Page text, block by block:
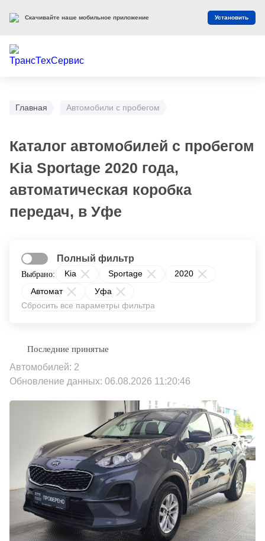
Главная Автомобили с пробегом
Каталог автомобилей с пробегом
Kia Sportage 2020 года,
автоматическая коробка
передач, в Уфе
Выбрано: Kia Sportage
2020
Автомат
Уфа
Сбросить все параметры фильтра
Полный фильтр
Автомобилей: 2
Обновление данных: 06.08.2026 11:20:46
Скачивайте наше мобильное приложение Установить